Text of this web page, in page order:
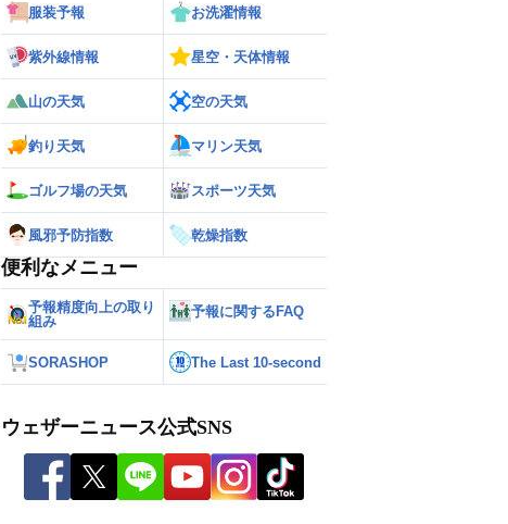
服装予報 お洗濯情報
紫外線情報 星空・天体情報
山の天気 空の天気
釣り天気 マリン天気
ゴルフ場の天気 スポーツ天気
風邪予防指数 乾燥指数
便利なメニュー
予報精度向上の取り
組み
予報に関するFAQ
SORASHOP The Last 10-second
ウェザーニュース公式SNS